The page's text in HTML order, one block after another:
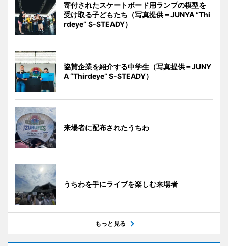
寄付されたスケートボード用ランプの模型を
受け取る子どもたち（写真提供＝JUNYA “Thi
rdeye” S-STEADY）
協賛企業を紹介する中学生（写真提供＝JUNY
A “Thirdeye” S-STEADY）
来場者に配布されたうちわ
うちわを手にライブを楽しむ来場者
もっと見る